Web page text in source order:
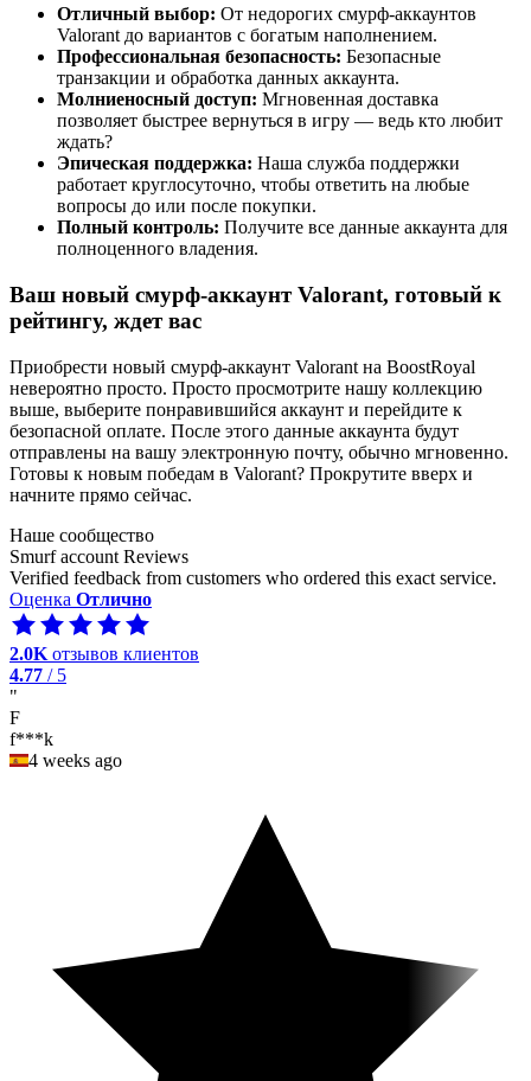
Отличный выбор: От недорогих смурф-аккаунтов
Valorant до вариантов с богатым наполнением.
Профессиональная безопасность: Безопасные
транзакции и обработка данных аккаунта.
Молниеносный доступ: Мгновенная доставка
позволяет быстрее вернуться в игру — ведь кто любит
ждать?
Эпическая поддержка: Наша служба поддержки
работает круглосуточно, чтобы ответить на любые
вопросы до или после покупки.
Полный контроль: Получите все данные аккаунта для
полноценного владения.
Ваш новый смурф-аккаунт Valorant, готовый к
рейтингу, ждет вас
Приобрести новый смурф-аккаунт Valorant на BoostRoyal
невероятно просто. Просто просмотрите нашу коллекцию
выше, выберите понравившийся аккаунт и перейдите к
безопасной оплате. После этого данные аккаунта будут
отправлены на вашу электронную почту, обычно мгновенно.
Готовы к новым победам в Valorant? Прокрутите вверх и
начните прямо сейчас.
Наше сообщество
Smurf account Reviews
Verified feedback from customers who ordered this exact service.
Оценка Отлично
2.0K отзывов клиентов
4.77 / 5
"
F
f***k
4 weeks ago